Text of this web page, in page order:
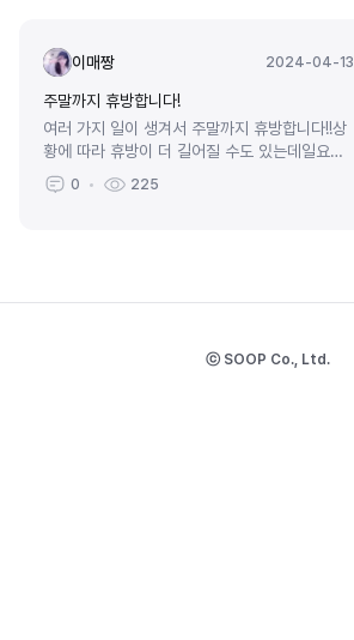
이매짱 2024-04-13
주말까지 휴방합니다!
여러 가지 일이 생겨서 주말까지 휴방합니다!!상
황에 따라 휴방이 더 길어질 수도 있는데일요일
에 다시 공지 남길게요!일교차가 심하네요 감기
조심하세요!!!
0 225
ⓒ SOOP Co., Ltd.